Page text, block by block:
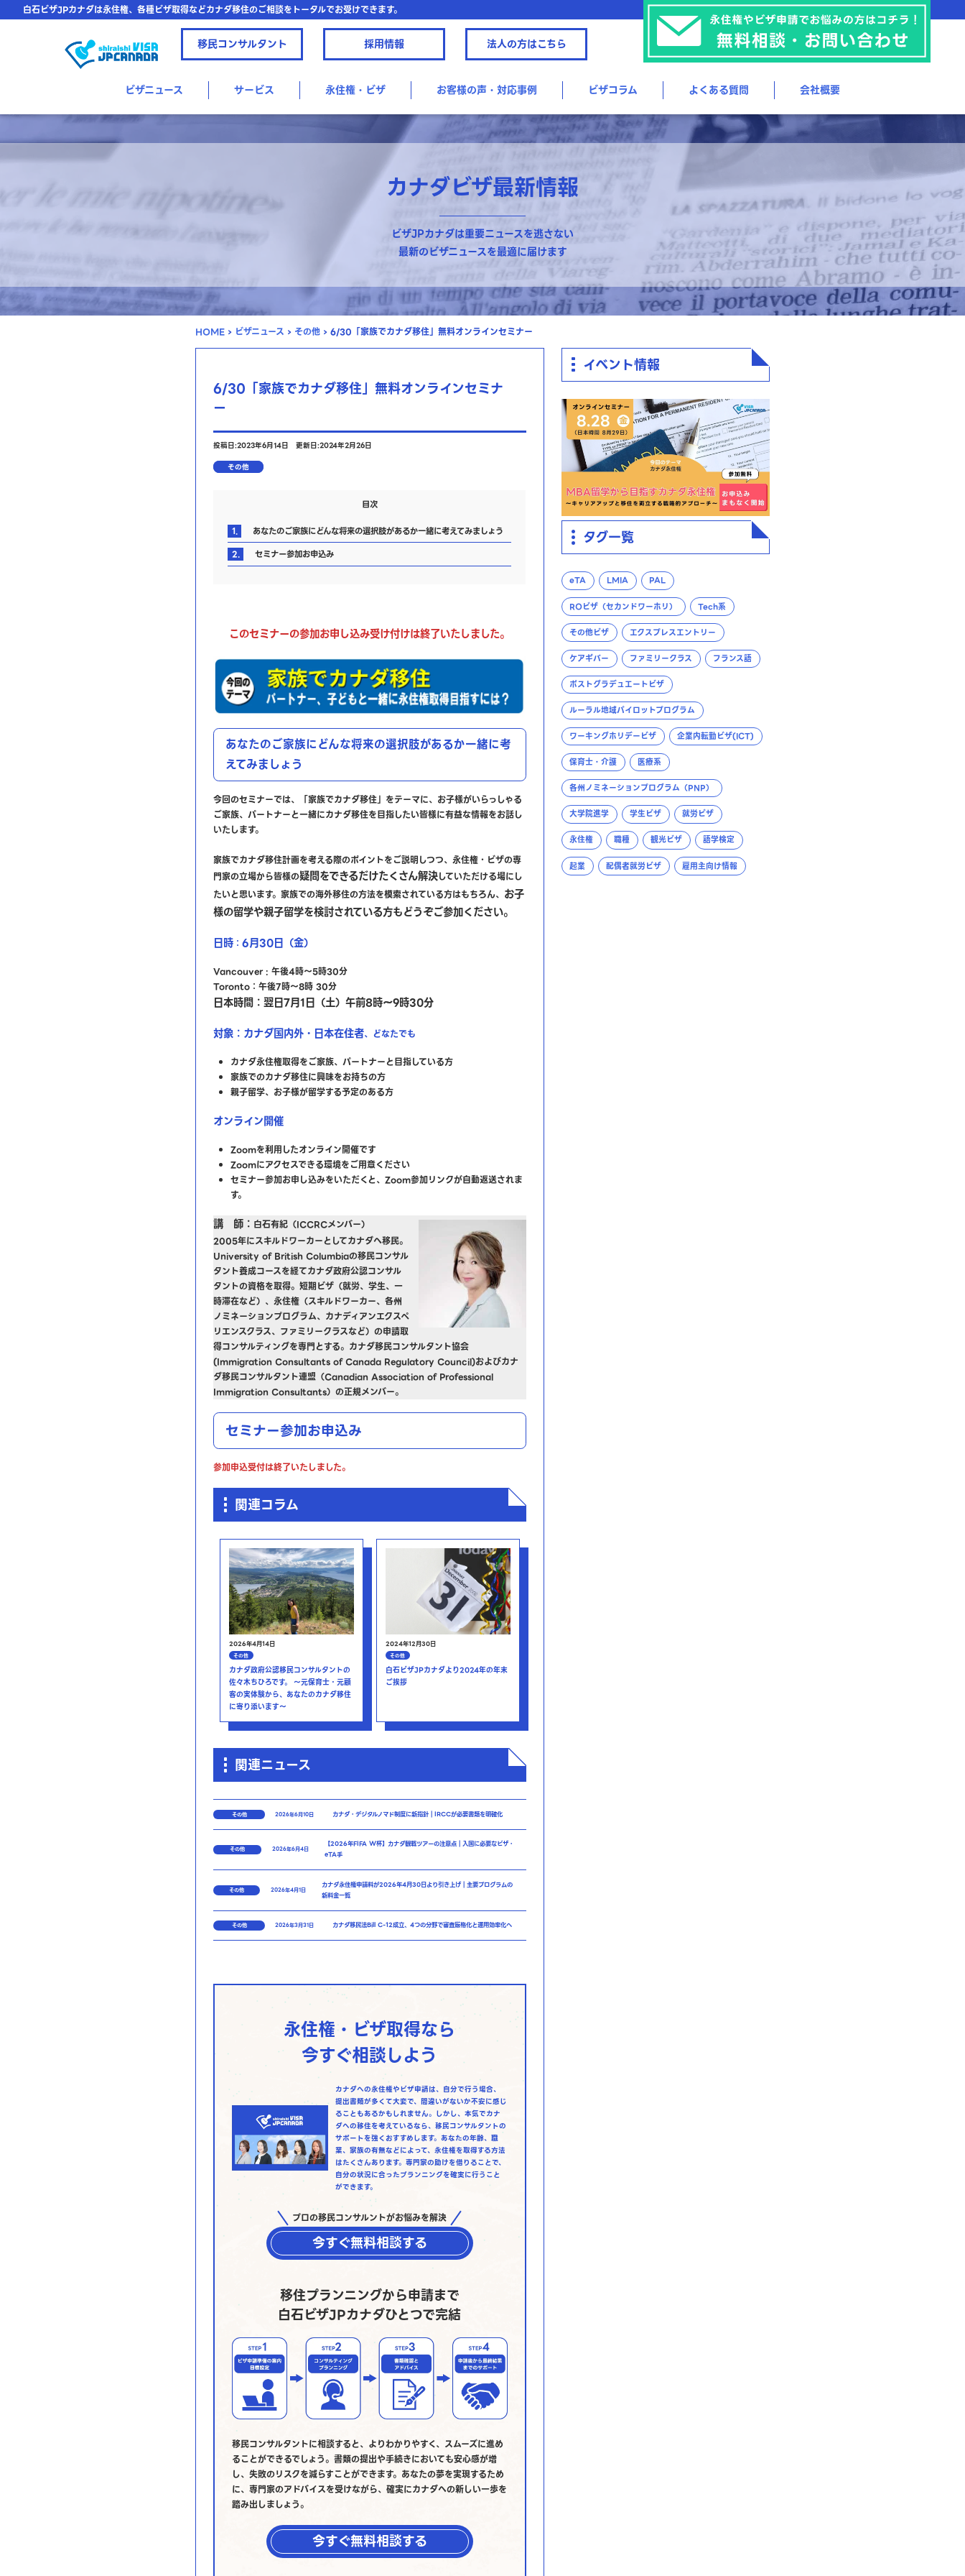
白石ビザJPカナダは永住権、各種ビザ取得などカナダ移住のご相談をトータルでお受けできます。
移民コンサルタント 採用情報 法人の方はこちら
ビザニュース サービス 永住権・ビザ お客様の声・対応事例 ビザコラム よくある質問 会社概要
カナダビザ最新情報
ビザJPカナダは重要ニュースを逃さない
最新のビザニュースを最適に届けます
HOME › ビザニュース › その他 › 6/30「家族でカナダ移住」無料オンラインセミナー
6/30「家族でカナダ移住」無料オンラインセミナ
ー
投稿日:2023年6月14日
更新日:2024年2月26日
その他
目次
1.
あなたのご家族にどんな将来の選択肢があるか一緒に考えてみましょう
2.
セミナー参加お申込み
このセミナーの参加お申し込み受け付けは終了いたしました。
あなたのご家族にどんな将来の選択肢があるか一緒に考
えてみましょう
今回のセミナーでは、「家族でカナダ移住」をテーマに、お子様がいらっしゃる
ご家族、パートナーと一緒にカナダ移住を目指したい皆様に有益な情報をお話し
いたします。
家族でカナダ移住計画を考える際のポイントをご説明しつつ、永住権・ビザの専
門家の立場から皆様の疑問をできるだけたくさん解決していただける場にし
たいと思います。家族での海外移住の方法を模索されている方はもちろん、 お子
様の留学や親子留学を検討されている方もどうぞご参加ください。
日時 ： 6月30日（金）
Vancouver : 午後4時～5時30分
Toronto：午後7時～8時 30分
日本時間：翌日7月1日（土）午前8時～9時30分
対象：カナダ国内外・日本在住者、どなたでも
カナダ永住権取得をご家族、パートナーと目指している方
家族でのカナダ移住に興味をお持ちの方
親子留学、お子様が留学する予定のある方
オンライン開催
Zoomを利用したオンライン開催です
Zoomにアクセスできる環境をご用意ください
セミナー参加お申し込みをいただくと、Zoom参加リンクが自動返送されま
す。
講 師： 白石有紀（ICCRCメンバー）
2005年にスキルドワーカーとしてカナダへ移民。
University of British Columbiaの移民コンサル
タント養成コースを経てカナダ政府公認コンサル
タントの資格を取得。短期ビザ（就労、学生、一
時滞在など）、永住権（スキルドワーカー、各州
ノミネーションプログラム、カナディアンエクスペ
リエンスクラス、ファミリークラスなど）の申請取
得コンサルティングを専門とする。カナダ移民コンサルタント協会
(Immigration Consultants of Canada Regulatory Council)およびカナ
ダ移民コンサルタント連盟（Canadian Association of Professional
Immigration Consultants）の正規メンバー。
セミナー参加お申込み
参加申込受付は終了いたしました。
関連コラム
2026年4月14日
その他
カナダ政府公認移民コンサルタントの
佐々木ちひろです。 ～元保育士・元顧
客の実体験から、あなたのカナダ移住
に寄り添います～
2024年12月30日
その他
白石ビザJPカナダより2024年の年末
ご挨拶
関連ニュース
その他 2026年6月10日 カナダ・デジタルノマド制度に新指針｜IRCCが必要書類を明確化
その他 2026年6月4日
【2026年FIFA W杯】カナダ観戦ツアーの注意点｜入国に必要なビザ・
eTA手
その他 2026年4月1日
カナダ永住権申請料が2026年4月30日より引き上げ｜主要プログラムの
新料金一覧
その他 2026年3月31日 カナダ移民法Bill C-12成立、4つの分野で審査厳格化と運用効率化へ
永住権・ビザ取得なら
今すぐ相談しよう
カナダへの永住権やビザ申請は、自分で行う場合、
提出書類が多くて大変で、間違いがないか不安に感じ
ることもあるかもしれません。しかし、本気でカナ
ダへの移住を考えているなら、移民コンサルタントの
サポートを強くおすすめします。あなたの年齢、職
業、家族の有無などによって、永住権を取得する方法
はたくさんあります。専門家の助けを借りることで、
自分の状況に合ったプランニングを確実に行うこと
ができます。
プロの移民コンサルントがお悩みを解決
今すぐ無料相談する
移住プランニングから申請まで
白石ビザJPカナダひとつで完結
移民コンサルタントに相談すると、よりわかりやすく、スムーズに進め
ることができるでしょう。書類の提出や手続きにおいても安心感が増
し、失敗のリスクを減らすことができます。あなたの夢を実現するため
に、専門家のアドバイスを受けながら、確実にカナダへの新しい一歩を
踏み出しましょう。
今すぐ無料相談する
イベント情報
タグ一覧
eTA LMIA PAL
ROビザ（セカンドワーホリ） Tech系
その他ビザ エクスプレスエントリー
ケアギバー ファミリークラス フランス語
ポストグラデュエートビザ
ルーラル地域パイロットプログラム
ワーキングホリデービザ 企業内転勤ビザ(ICT)
保育士・介護 医療系
各州ノミネーションプログラム（PNP）
大学院進学 学生ビザ 就労ビザ
永住権 職種 観光ビザ 語学検定
起業 配偶者就労ビザ 雇用主向け情報